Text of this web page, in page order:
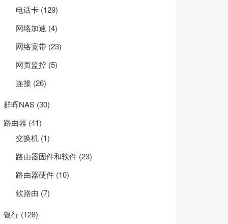
电话卡 (129)
网络加速 (4)
网络宽带 (23)
网页监控 (5)
连接 (26)
群晖NAS (30)
路由器 (41)
交换机 (1)
路由器固件和软件 (23)
路由器硬件 (10)
软路由 (7)
银行 (128)